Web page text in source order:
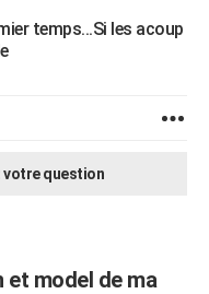
temps...Si les acoup
votre question
model de ma